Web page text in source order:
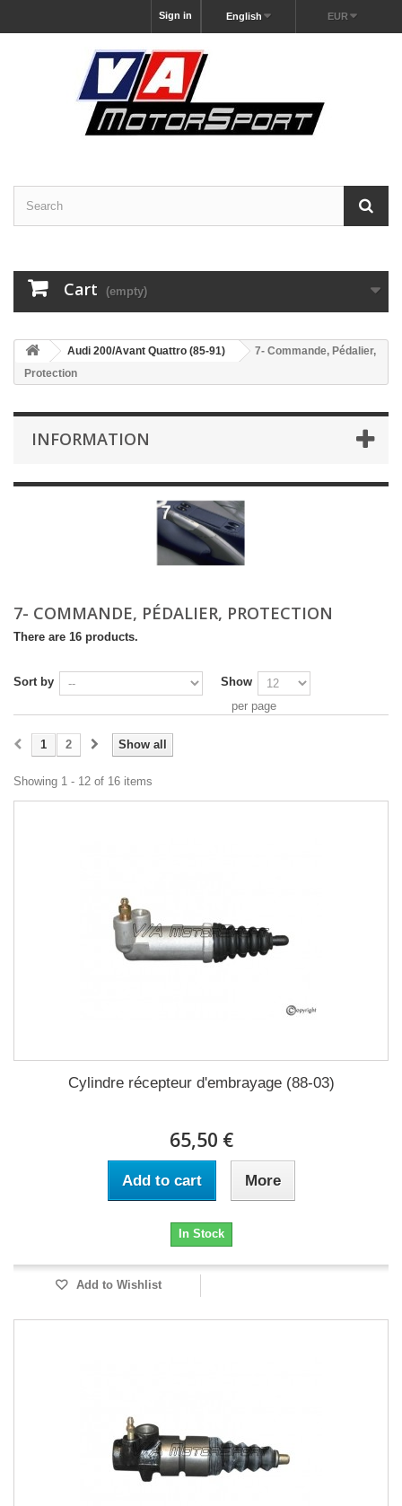
EUR
English
Sign in
Cart (empty)
Audi 200/Avant Quattro (85-91)
7- Commande, Pédalier,
Protection
INFORMATION
7- COMMANDE, PÉDALIER, PROTECTION
There are 16 products.
Sort by
Show
per page
Show all
1 2
Showing 1 - 12 of 16 items
Cylindre récepteur d'embrayage (88-03)
65,50 €
Add to cart More
In Stock
Add to Wishlist